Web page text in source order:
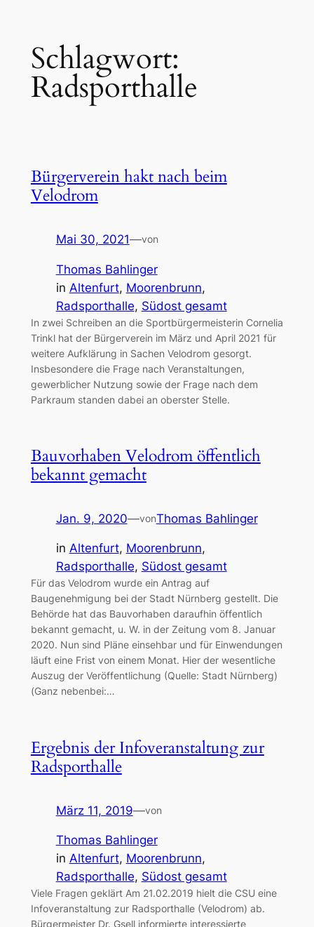
Inhalt
springenSchlagwort:
Radsporthalle
Bürgerverein hakt nach beim
Velodrom
Mai 30, 2021—von
Thomas Bahlinger
in Altenfurt, Moorenbrunn
Radsporthalle, Südost gesamt
In zwei Schreiben an die Sportbürgermeisterin Cornelia
Trinkl hat der Bürgerverein im März und April 2021 für
weitere Aufklärung in Sachen Velodrom gesorgt.
Insbesondere die Frage nach Veranstaltungen,
gewerblicher Nutzung sowie der Frage nach dem
Parkraum standen dabei an oberster Stelle.
Bauvorhaben Velodrom öffentlich
bekannt gemacht
Jan. 9, 2020—vonThomas Bahlinger
in Altenfurt, Moorenbrunn
Radsporthalle, Südost gesamt
Für das Velodrom wurde ein Antrag auf
Baugenehmigung bei der Stadt Nürnberg gestellt. Die
Behörde hat das Bauvorhaben daraufhin öffentlich
bekannt gemacht, u. W. in der Zeitung vom 8. Januar
2020. Nun sind Pläne einsehbar und für Einwendungen
läuft eine Frist von einem Monat. Hier der wesentliche
Auszug der Veröffentlichung (Quelle: Stadt Nürnberg)
(Ganz nebenbei:…
Ergebnis der Infoveranstaltung zur
Radsporthalle
März 11, 2019—von
Thomas Bahlinger
in Altenfurt, Moorenbrunn
Radsporthalle, Südost gesamt
Viele Fragen geklärt Am 21.02.2019 hielt die CSU eine
Infoveranstaltung zur Radsporthalle (Velodrom) ab.
Bürgermeister Dr. Gsell informierte interessierte